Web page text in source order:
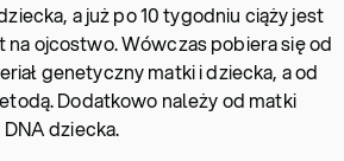
a już po 10 tygodniu ciąży jest
ojcostwo. Wówczas pobiera się od
genetyczny matki i dziecka, a od
Dodatkowo należy od matki
dziecka.